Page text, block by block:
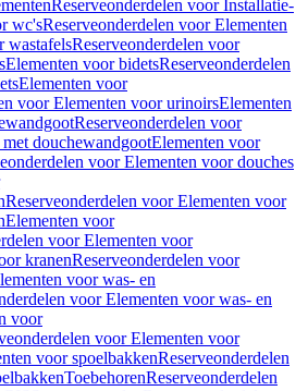
Reserveonderdelen voor Installatie-
wc'sReserveonderdelen voor Elementen
wastafelsReserveonderdelen voor
Elementen voor bidetsReserveonderdelen
Elementen voor
voor Elementen voor urinoirsElementen
Reserveonderdelen voor
douchewandgootElementen voor
voor Elementen voor douches
Reserveonderdelen voor Elementen voor
Elementen voor
voor Elementen voor
kranenReserveonderdelen voor
voor was- en
voor Elementen voor was- en
voor
voor Elementen voor
voor spoelbakkenReserveonderdelen
ToebehorenReserveonderdelen